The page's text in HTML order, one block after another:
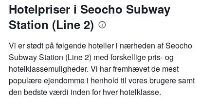
Hotelpriser i Seocho Subway
Station (Line 2)
Vi er stødt på følgende hoteller i nærheden af ​​Seocho
Subway Station (Line 2) med forskellige pris- og
hotelklassemuligheder. Vi har fremhævet de mest
populære ejendomme i henhold til vores brugere samt
den bedste værdi inden for hver hotelklasse.